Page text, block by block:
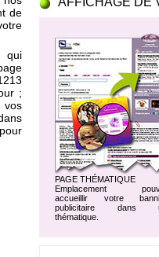
de
qui
;
PAGE THÉMATIQUE
Emplacement
accueillir votre
publicitaire dans
thématique.